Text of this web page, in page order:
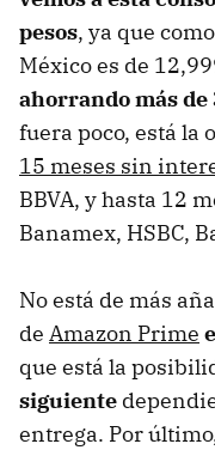
pesos, ya que
México es de
ahorrando más de
fuera poco, está la
15 meses sin
BBVA, y hasta 12
Banamex, HSBC,
No está de más
de Amazon Prime
que está la
siguiente
entrega. Por